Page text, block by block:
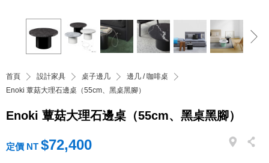
首頁 設計家具 桌子邊几
邊几 / 咖啡桌
Enoki 蕈菇大理石邊桌（55cm、黑桌黑腳）
Enoki 蕈菇大理石邊桌（55cm、黑桌黑腳）
定價 NT $72,400